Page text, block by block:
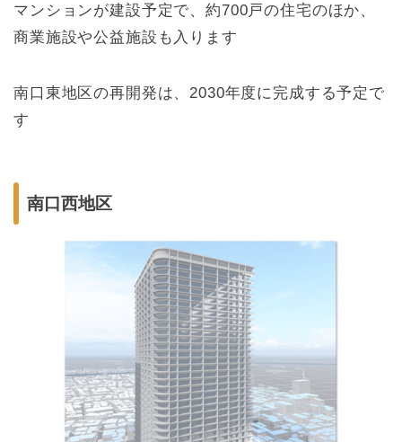
マンションが建設予定で、約700戸の住宅のほか、
商業施設や公益施設も入ります
南口東地区の再開発は、2030年度に完成する予定で
す
南口西地区